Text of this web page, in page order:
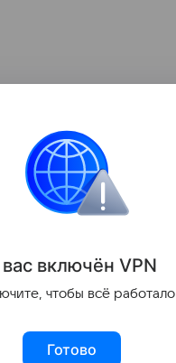
СССР заняла
верит». Там Олег
эпический
1965 года,
Бондарчук.
включён VPN
чтобы всё работало
Готово